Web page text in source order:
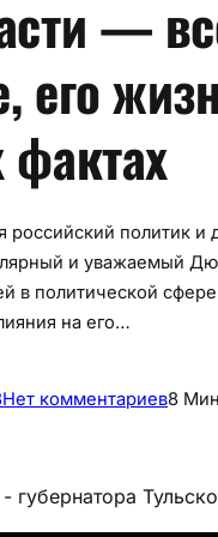
—
его
политик и
и уважаемый
политической
на его…
Нет комментариевк
о
8